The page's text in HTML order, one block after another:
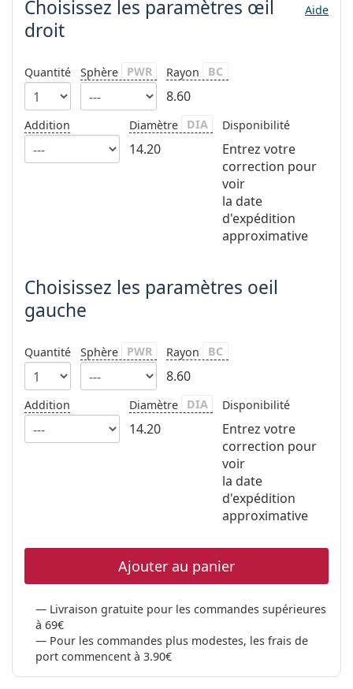
Toutes les marques
Persol
Toutes les marques
hors ligne
Choisissez les paramètres œil
droit
Aide
Quantité Sphère PWR Rayon BC
8.60
Addition Diamètre DIA
14.20
Disponibilité
Entrez votre
correction pour
voir
la date
d'expédition
approximative
Choisissez les paramètres oeil
gauche
Quantité Sphère PWR Rayon BC
8.60
Addition Diamètre DIA
14.20
Disponibilité
Entrez votre
correction pour
voir
la date
d'expédition
approximative
Ajouter au panier
Livraison gratuite pour les commandes supérieures
à 69€
Pour les commandes plus modestes, les frais de
port commencent à 3.90€